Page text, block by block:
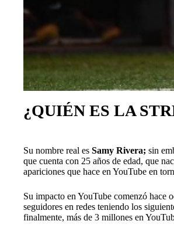
¿QUIÉN ES LA
Su nombre real es Samy Rivera; sin
que cuenta con 25 años de edad, que
apariciones que hace en YouTube en
Su impacto en YouTube comenzó hace
seguidores en redes teniendo los
finalmente, más de 3 millones en